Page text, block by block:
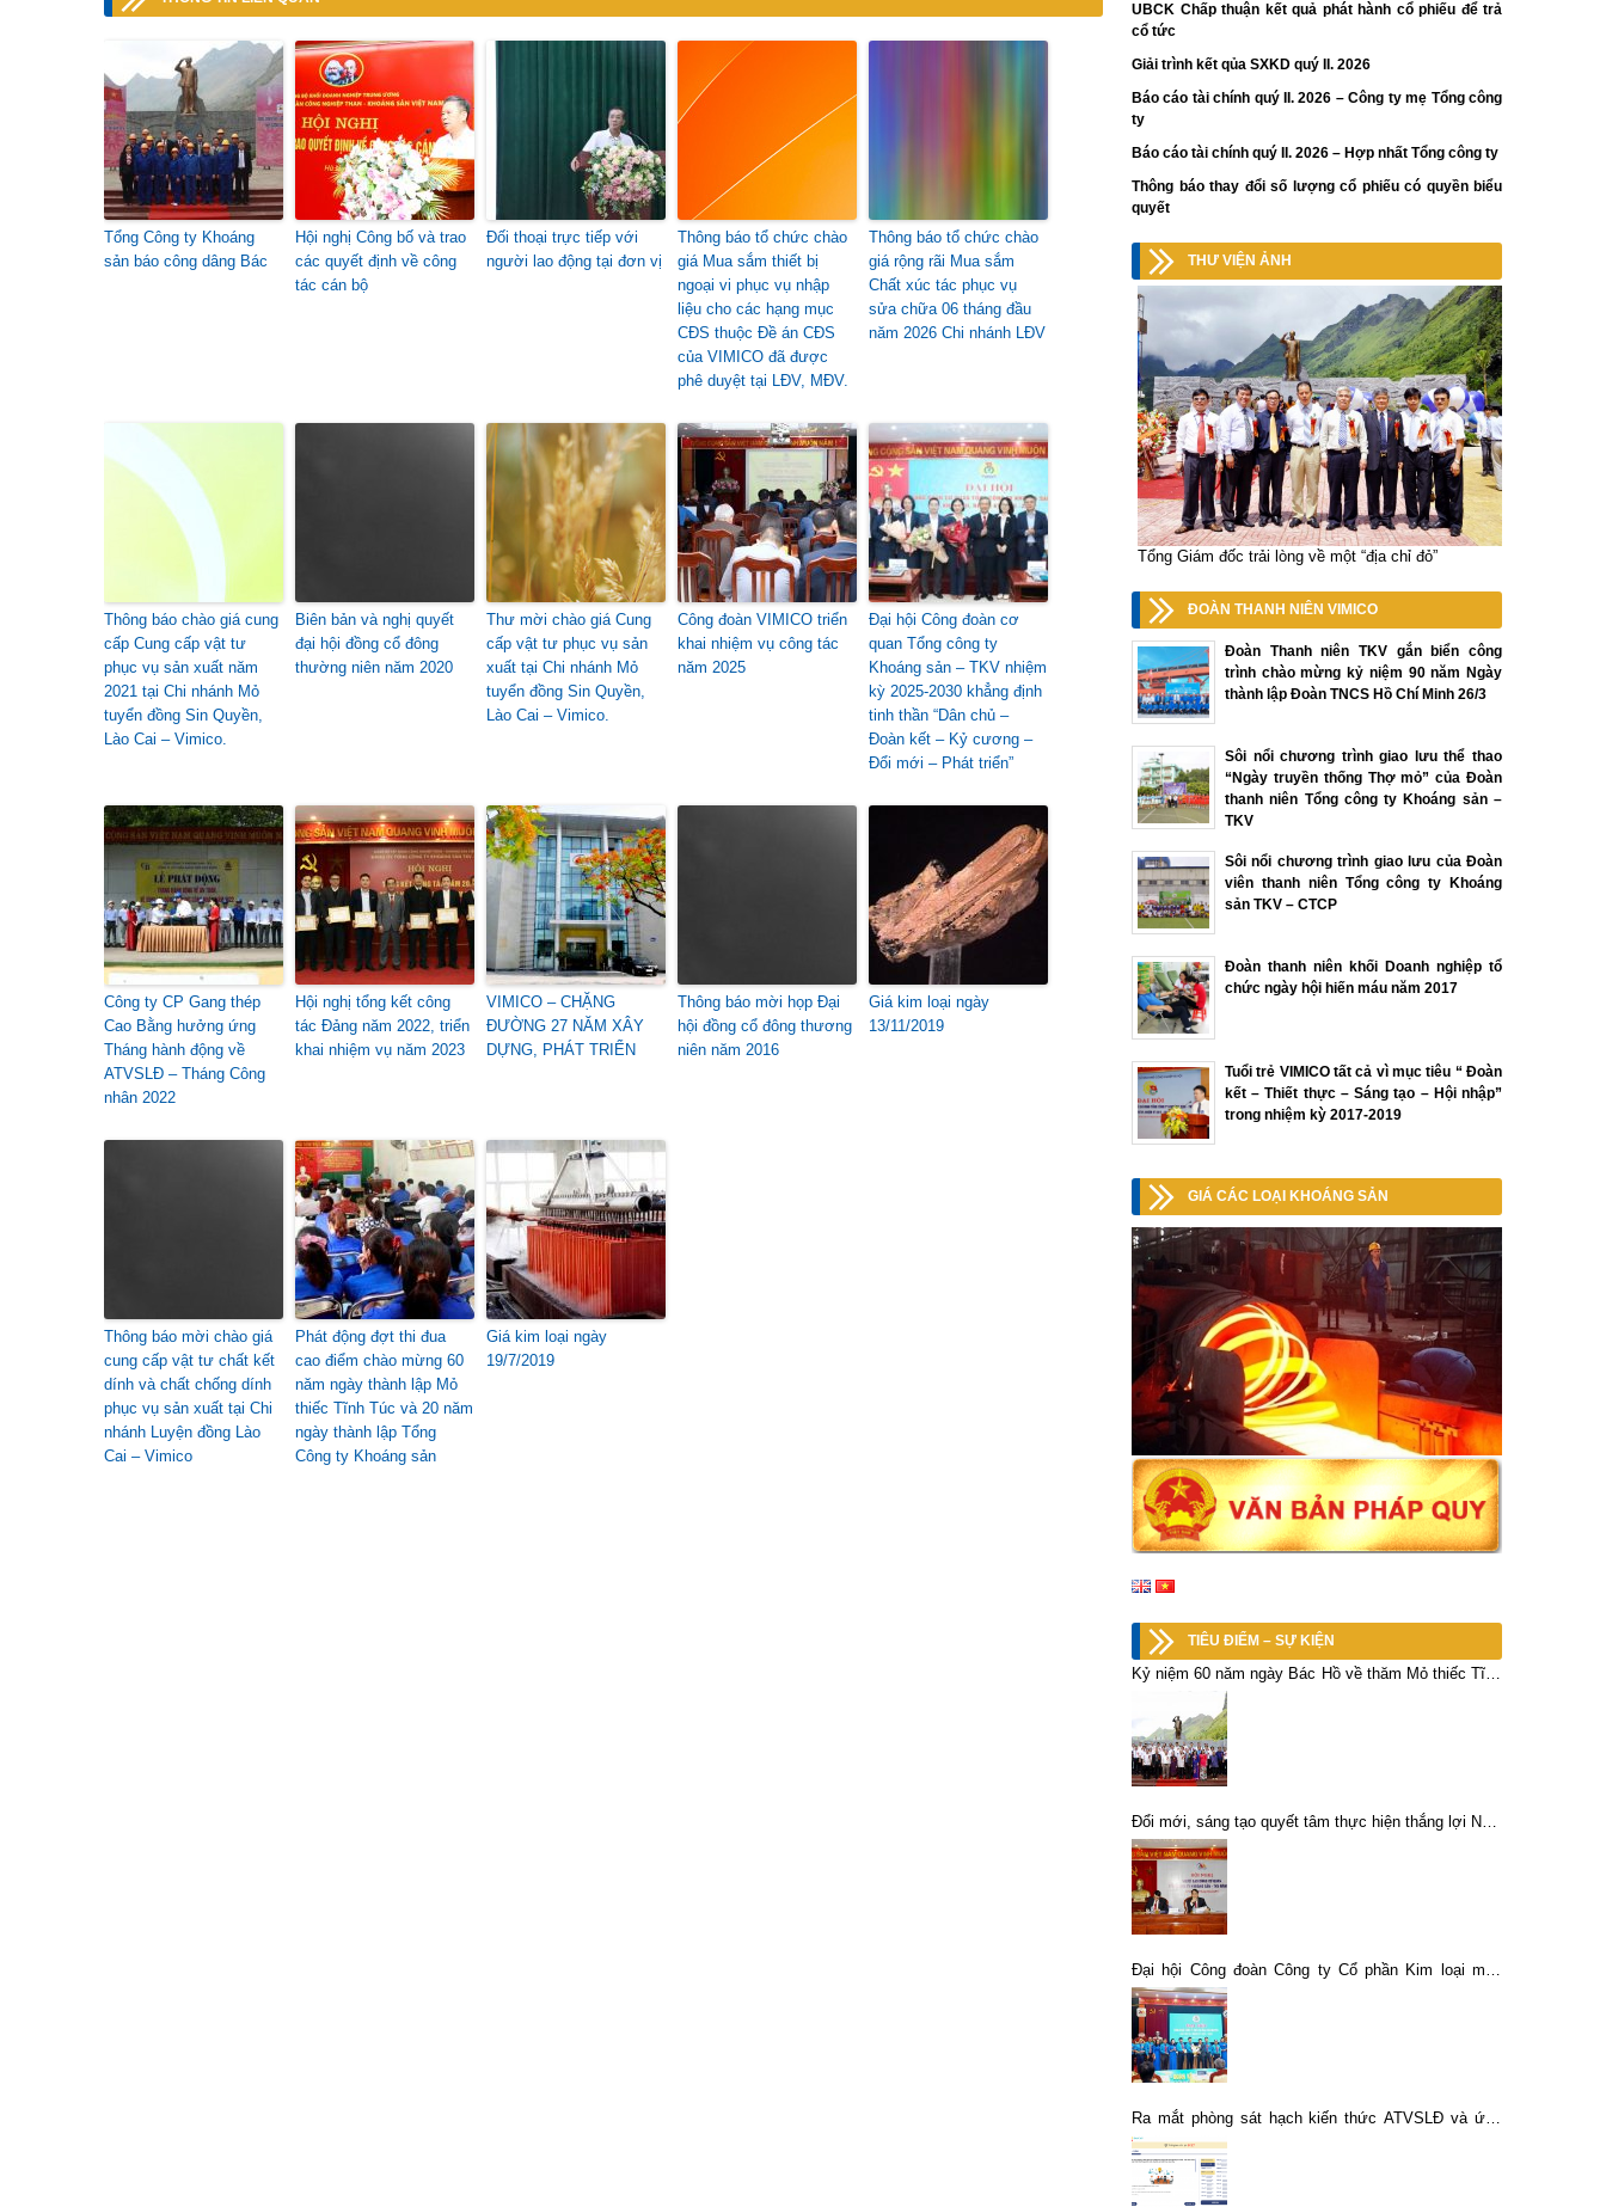
Tổng Công ty Khoáng
sản báo công dâng Bác
Hội nghị Công bố và trao
các quyết định về công
tác cán bộ
Đối thoại trực tiếp với
người lao động tại đơn vị
Thông báo tổ chức chào
giá Mua sắm thiết bị
ngoại vi phục vụ nhập
liệu cho các hạng mục
CĐS thuộc Đề án CĐS
của VIMICO đã được
phê duyệt tại LĐV, MĐV.
Thông báo tổ chức chào
giá rộng rãi Mua sắm
Chất xúc tác phục vụ
sửa chữa 06 tháng đầu
năm 2026 Chi nhánh LĐV
Thông báo chào giá cung
cấp Cung cấp vật tư
phục vụ sản xuất năm
2021 tại Chi nhánh Mỏ
tuyển đồng Sin Quyền,
Lào Cai – Vimico.
Biên bản và nghị quyết
đại hội đồng cổ đông
thường niên năm 2020
Thư mời chào giá Cung
cấp vật tư phục vụ sản
xuất tại Chi nhánh Mỏ
tuyển đồng Sin Quyền,
Lào Cai – Vimico.
Công đoàn VIMICO triển
khai nhiệm vụ công tác
năm 2025
Đại hội Công đoàn cơ
quan Tổng công ty
Khoáng sản – TKV nhiệm
kỳ 2025-2030 khẳng định
tinh thần “Dân chủ –
Đoàn kết – Kỷ cương –
Đổi mới – Phát triển”
Công ty CP Gang thép
Cao Bằng hưởng ứng
Tháng hành động về
ATVSLĐ – Tháng Công
nhân 2022
Hội nghị tổng kết công
tác Đảng năm 2022, triển
khai nhiệm vụ năm 2023
VIMICO – CHẶNG
ĐƯỜNG 27 NĂM XÂY
DỰNG, PHÁT TRIỂN
Thông báo mời họp Đại
hội đồng cổ đông thương
niên năm 2016
Giá kim loại ngày
13/11/2019
Thông báo mời chào giá
cung cấp vật tư chất kết
dính và chất chống dính
phục vụ sản xuất tại Chi
nhánh Luyện đồng Lào
Cai – Vimico
Phát động đợt thi đua
cao điểm chào mừng 60
năm ngày thành lập Mỏ
thiếc Tĩnh Túc và 20 năm
ngày thành lập Tổng
Công ty Khoáng sản
Giá kim loại ngày
19/7/2019
UBCK Chấp thuận kết quả phát hành cổ phiếu để trả
cổ tức
Giải trình kết qủa SXKD quý II. 2026
Báo cáo tài chính quý II. 2026 – Công ty mẹ Tổng công
ty
Báo cáo tài chính quý II. 2026 – Hợp nhất Tổng công ty
Thông báo thay đổi số lượng cổ phiếu có quyền biểu
quyết
THƯ VIỆN ẢNH
Tổng Giám đốc trải lòng về một “địa chỉ đỏ”
ĐOÀN THANH NIÊN VIMICO
Đoàn Thanh niên TKV gắn biển công
trình chào mừng kỷ niệm 90 năm Ngày
thành lập Đoàn TNCS Hồ Chí Minh 26/3
Sôi nổi chương trình giao lưu thể thao
“Ngày truyền thống Thợ mỏ” của Đoàn
thanh niên Tổng công ty Khoáng sản –
TKV
Sôi nổi chương trình giao lưu của Đoàn
viên thanh niên Tổng công ty Khoáng
sản TKV – CTCP
Đoàn thanh niên khối Doanh nghiệp tổ
chức ngày hội hiến máu năm 2017
Tuổi trẻ VIMICO tất cả vì mục tiêu “ Đoàn
kết – Thiết thực – Sáng tạo – Hội nhập”
trong nhiệm kỳ 2017-2019
GIÁ CÁC LOẠI KHOÁNG SẢN
TIÊU ĐIỂM – SỰ KIỆN
Kỷ niệm 60 năm ngày Bác Hồ về thăm Mỏ thiếc Tĩnh
Đổi mới, sáng tạo quyết tâm thực hiện thắng lợi Nghị
quyết Hội nghị người lao động cơ quan Tổng công ty
năm 2018
Đại hội Công đoàn Công ty Cổ phần Kim loại màu
Thái Nguyên lần thứ XII, nhiệm kỳ 2023-2028
Ra mắt phòng sát hạch kiến thức ATVSLĐ và ứng
dụng tự ôn tập ATVSLĐ trên điện thoại thông minh